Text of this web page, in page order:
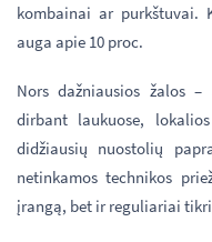
kombainai ar purkštuvai.
auga apie 10 proc.
Nors dažniausios žalos
dirbant laukuose,
didžiausių nuostolių
netinkamos technikos
įrangą, bet ir reguliariai